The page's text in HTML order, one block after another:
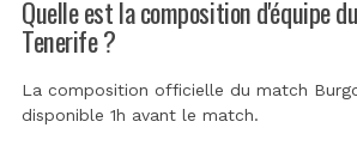
Quelle est la composition d'équipe
Tenerife ?
La composition officielle du match
disponible 1h avant le match.